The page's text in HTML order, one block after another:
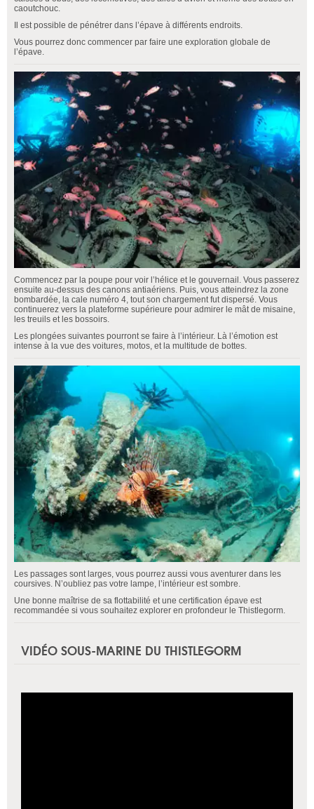
caoutchouc.
Il est possible de pénétrer dans l’épave à différents endroits.
Vous pourrez donc commencer par faire une exploration globale de
l’épave.
Commencez par la poupe pour voir l’hélice et le gouvernail. Vous passerez
ensuite au-dessus des canons antiaériens. Puis, vous atteindrez la zone
bombardée, la cale numéro 4, tout son chargement fut dispersé. Vous
continuerez vers la plateforme supérieure pour admirer le mât de misaine,
les treuils et les bossoirs.
Les plongées suivantes pourront se faire à l’intérieur. Là l’émotion est
intense à la vue des voitures, motos, et la multitude de bottes.
Les passages sont larges, vous pourrez aussi vous aventurer dans les
coursives. N’oubliez pas votre lampe, l’intérieur est sombre.
Une bonne maîtrise de sa flottabilité et une certification épave est
recommandée si vous souhaitez explorer en profondeur le Thistlegorm.
VIDÉO SOUS-MARINE DU THISTLEGORM